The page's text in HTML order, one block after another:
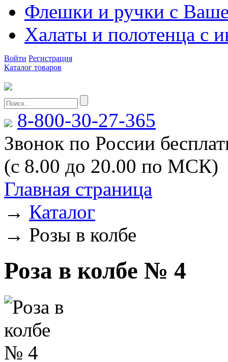
Флешки и ручки с
Халаты и полотенца с
Войти Регистрация
Каталог товаров
8-800-30-27-365
Звонок по России
(с 8.00 до 20.00 по МСК)
Главная страница
→ Каталог
→ Розы в колбе
Роза в колбе № 4